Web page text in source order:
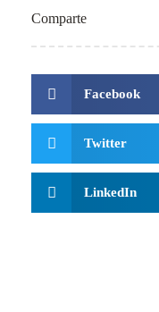
Comparte
Facebook
Twitter
LinkedIn